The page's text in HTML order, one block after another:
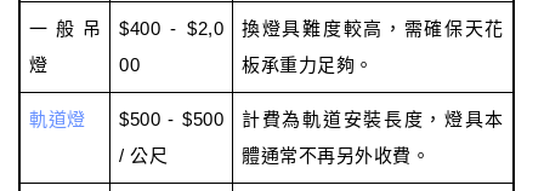
一般吊
燈
$400 - $2,0
00
換燈具難度較高，需確保天花
板承重力足夠。
軌道燈
$500 - $500
/ 公尺
計費為軌道安裝長度，燈具本
體通常不再另外收費。